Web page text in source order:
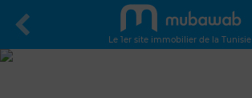
Le 1er site immobilier de la Tunisie